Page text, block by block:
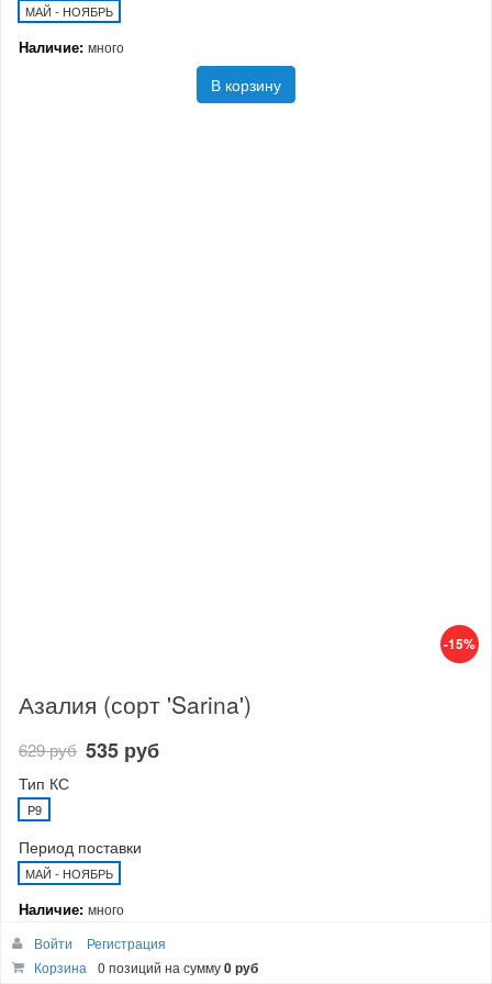
МАЙ - НОЯБРЬ
Наличие: много
В корзину
-15%
Азалия (сорт 'Sarina')
629 руб 535 руб
Тип КС
P9
Период поставки
МАЙ - НОЯБРЬ
Наличие: много
Войти
Регистрация
Корзина
0 позиций на сумму0 руб